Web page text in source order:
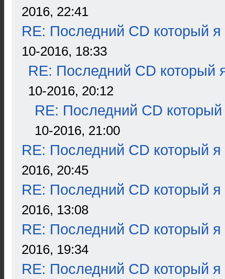
2016, 22:41
RE: Последний CD который я
10-2016, 18:33
RE: Последний CD который
10-2016, 20:12
RE: Последний CD который
10-2016, 21:00
RE: Последний CD который я
2016, 20:45
RE: Последний CD который я
2016, 13:08
RE: Последний CD который я
2016, 19:34
RE: Последний CD который я